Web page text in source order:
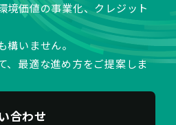
境価値の事業化、クレジット
構いません。
、最適な進め方をご提案しま
合わせ